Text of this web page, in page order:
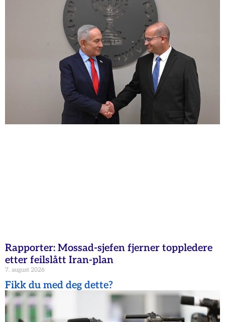
Rapporter: Mossad-sjefen fjerner toppledere
etter feilslått Iran-plan
7. august 2026
Fikk du med deg dette?